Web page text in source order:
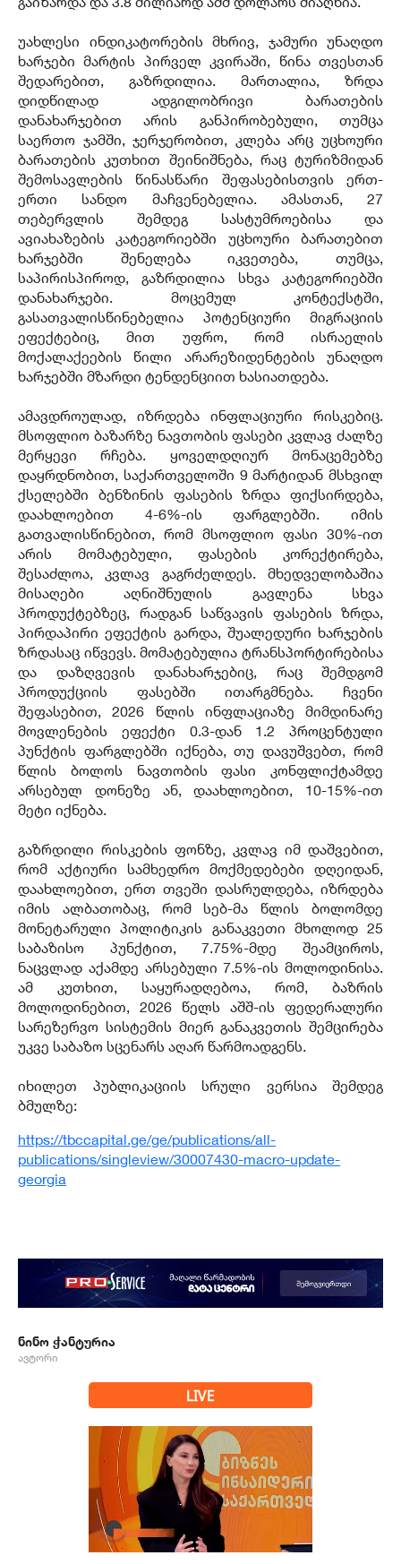
უახლესი ინდიკატორების მხრივ, ჯამური უნაღდო
ხარჯები მარტის პირველ კვირაში, წინა თვესთან
შედარებით, გაზრდილია. მართალია, ზრდა
დიდწილად ადგილობრივი ბარათების
დანახარჯებით არის განპირობებული, თუმცა
საერთო ჯამში, ჯერჯერობით, კლება არც უცხოური
ბარათების კუთხით შეინიშნება, რაც ტურიზმიდან
შემოსავლების წინასწარი შეფასებისთვის ერთ-
ერთი სანდო მაჩვენებელია. ამასთან, 27
თებერვლის შემდეგ სასტუმროებისა და
ავიახაზების კატეგორიებში უცხოური ბარათებით
ხარჯებში შენელება იკვეთება, თუმცა,
საპირისპიროდ, გაზრდილია სხვა კატეგორიებში
დანახარჯები. მოცემულ კონტექსტში,
გასათვალისწინებელია პოტენციური მიგრაციის
ეფექტებიც, მით უფრო, რომ ისრაელის
მოქალაქეების წილი არარეზიდენტების უნაღდო
ხარჯებში მზარდი ტენდენციით ხასიათდება.
ამავდროულად, იზრდება ინფლაციური რისკებიც.
მსოფლიო ბაზარზე ნავთობის ფასები კვლავ ძალზე
მერყევი რჩება. ყოველდღიურ მონაცემებზე
დაყრდნობით, საქართველოში 9 მარტიდან მსხვილ
ქსელებში ბენზინის ფასების ზრდა ფიქსირდება,
დაახლოებით 4-6%-ის ფარგლებში. იმის
გათვალისწინებით, რომ მსოფლიო ფასი 30%-ით
არის მომატებული, ფასების კორექტირება,
შესაძლოა, კვლავ გაგრძელდეს. მხედველობაშია
მისაღები აღნიშნულის გავლენა სხვა
პროდუქტებზეც, რადგან საწვავის ფასების ზრდა,
პირდაპირი ეფექტის გარდა, შუალედური ხარჯების
ზრდასაც იწვევს. მომატებულია ტრანსპორტირებისა
და დაზღვევის დანახარჯებიც, რაც შემდგომ
პროდუქციის ფასებში ითარგმნება. ჩვენი
შეფასებით, 2026 წლის ინფლაციაზე მიმდინარე
მოვლენების ეფექტი 0.3-დან 1.2 პროცენტული
პუნქტის ფარგლებში იქნება, თუ დავუშვებთ, რომ
წლის ბოლოს ნავთობის ფასი კონფლიქტამდე
არსებულ დონეზე ან, დაახლოებით, 10-15%-ით
მეტი იქნება.
გაზრდილი რისკების ფონზე, კვლავ იმ დაშვებით,
რომ აქტიური სამხედრო მოქმედებები დღეიდან,
დაახლოებით, ერთ თვეში დასრულდება, იზრდება
იმის ალბათობაც, რომ სებ-მა წლის ბოლომდე
მონეტარული პოლიტიკის განაკვეთი მხოლოდ 25
საბაზისო პუნქტით, 7.75%-მდე შეამციროს,
ნაცვლად აქამდე არსებული 7.5%-ის მოლოდინისა.
ამ კუთხით, საყურადღებოა, რომ, ბაზრის
მოლოდინებით, 2026 წელს აშშ-ის ფედერალური
სარეზერვო სისტემის მიერ განაკვეთის შემცირება
უკვე საბაზო სცენარს აღარ წარმოადგენს.
იხილეთ პუბლიკაციის სრული ვერსია შემდეგ
ბმულზე:
https://tbccapital.ge/ge/publications/all-
publications/singleview/30007430-macro-update-
georgia
ნინო ჭანტურია
ავტორი
LIVE